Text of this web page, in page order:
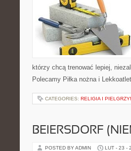
którzy chcą trenować lepiej,
Polecamy Piłka nożna i
CATEGORIES: RELIGIA I
BEIERSDORF
POSTED BY ADMIN LUT - 23 -